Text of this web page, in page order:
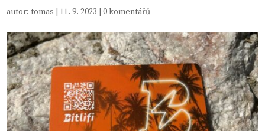
autor:tomas 11. 9. 2023 |0 komentářů